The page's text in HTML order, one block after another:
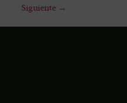
Siguiente →